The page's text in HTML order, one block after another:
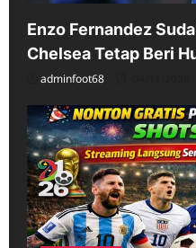
Enzo Fernandez
Chelsea Tetap Beri
adminfoot68